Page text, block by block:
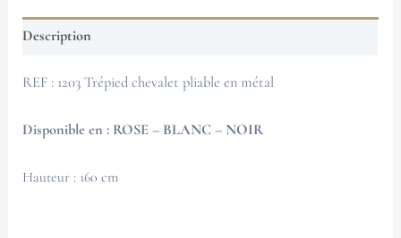
Description
REF : 1203 Trépied chevalet pliable en métal
Disponible en : ROSE – BLANC – NOIR
Hauteur : 160 cm